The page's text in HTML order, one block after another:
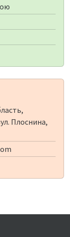
Плоснина,